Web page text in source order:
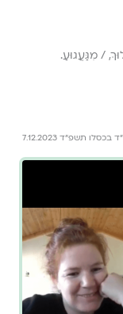
/ מִגַּעֲגוּעַ.
בכסלו תשפ״ד 7.12.2023